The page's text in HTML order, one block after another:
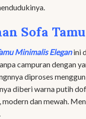
Sofa
Minimalis Eleganini
campuran dengan
diproses
diberi warna putih
modern dan mewah.